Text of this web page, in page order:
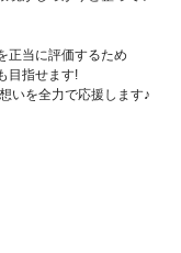
正当に評価するため
目指せます!
いを全力で応援します♪